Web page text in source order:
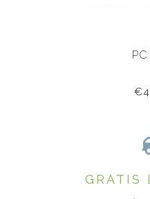
GRATIS